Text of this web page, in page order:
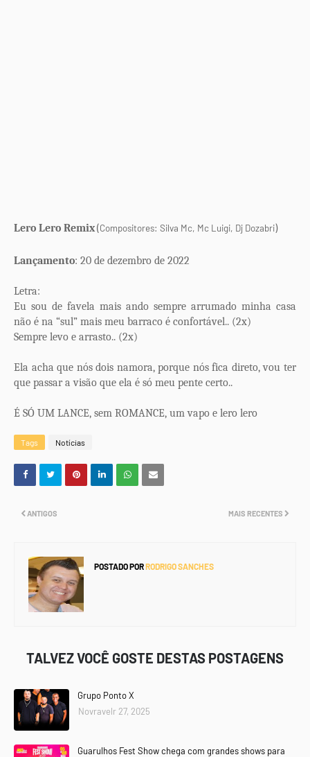
Lero Lero Remix(Compositores: Silva Mc, Mc Luigi, Dj Dozabri)
Lançamento: 20 de dezembro de 2022
Letra:
Eu sou de favela mais ando sempre arrumado minha casa
não é na “sul” mais meu barraco é confortável.. (2x)
Sempre levo e arrasto.. (2x)
Ela acha que nós dois namora, porque nós fica direto, vou ter
que passar a visão que ela é só meu pente certo..
É SÓ UM LANCE, sem ROMANCE, um vapo e lero lero
Tags Notícias
MAIS RECENTES
ANTIGOS
POSTADO PORRODRIGO SANCHES
TALVEZ VOCÊ GOSTE DESTAS POSTAGENS
Grupo Ponto X
Novravelr 27, 2025
Guarulhos Fest Show chega com grandes shows para